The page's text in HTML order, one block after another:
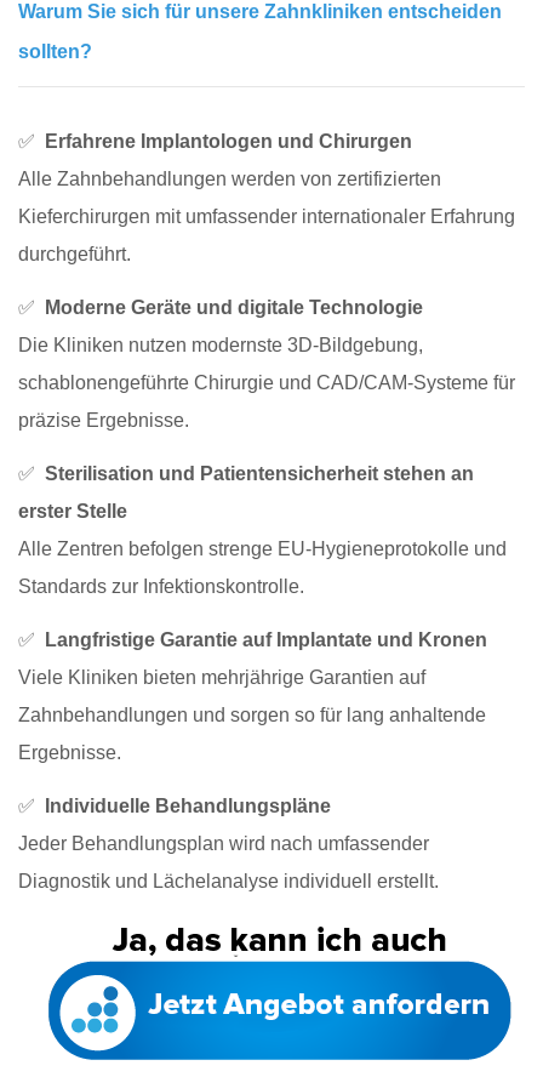
Warum Sie sich für unsere Zahnkliniken entscheiden
sollten?
✅
Erfahrene Implantologen und Chirurgen
Alle Zahnbehandlungen werden von zertifizierten
Kieferchirurgen mit umfassender internationaler Erfahrung
durchgeführt.
✅
Moderne Geräte und digitale Technologie
Die Kliniken nutzen modernste 3D-Bildgebung,
schablonengeführte Chirurgie und CAD/CAM-Systeme für
präzise Ergebnisse.
✅ Sterilisation und Patientensicherheit stehen an
erster Stelle
Alle Zentren befolgen strenge EU-Hygieneprotokolle und
Standards zur Infektionskontrolle.
✅
Langfristige Garantie auf Implantate und Kronen
Viele Kliniken bieten mehrjährige Garantien auf
Zahnbehandlungen und sorgen so für lang anhaltende
Ergebnisse.
✅
Individuelle Behandlungspläne
Jeder Behandlungsplan wird nach umfassender
Diagnostik und Lächelanalyse individuell erstellt.